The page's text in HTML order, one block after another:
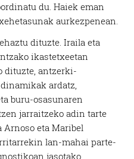
du. Haiek eman
aurkezpenean.
dituzte. Iraila eta
ikastetxeetan
dituzte, antzerki-
ardatz,
buru-osasunaren
jarraitzeko adin tarte
Arnoso eta Maribel
lan-mahai parte-
jasotako